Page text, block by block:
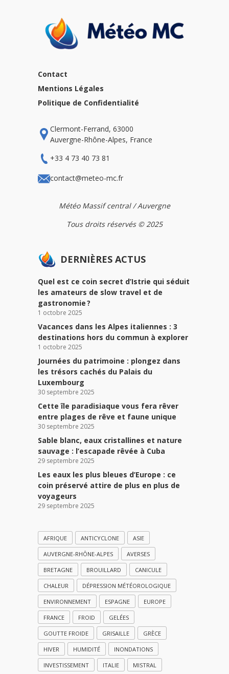
Contact
Mentions Légales
Politique de Confidentialité
Clermont-Ferrand, 63000
Auvergne-Rhône-Alpes, France
+33 4 73 40 73 81
contact@meteo-mc.fr
Météo Massif central / Auvergne
Tous droits réservés © 2025
DERNIÈRES ACTUS
Quel est ce coin secret d’Istrie qui séduit
les amateurs de slow travel et de
gastronomie ?
1 octobre 2025
Vacances dans les Alpes italiennes : 3
destinations hors du commun à explorer
1 octobre 2025
Journées du patrimoine : plongez dans
les trésors cachés du Palais du
Luxembourg
30 septembre 2025
Cette île paradisiaque vous fera rêver
entre plages de rêve et faune unique
30 septembre 2025
Sable blanc, eaux cristallines et nature
sauvage : l’escapade rêvée à Cuba
29 septembre 2025
Les eaux les plus bleues d’Europe : ce
coin préservé attire de plus en plus de
voyageurs
29 septembre 2025
AFRIQUE ANTICYCLONE ASIE
AUVERGNE-RHÔNE-ALPES AVERSES
BRETAGNE BROUILLARD CANICULE
CHALEUR DÉPRESSION MÉTÉOROLOGIQUE
ENVIRONNEMENT ESPAGNE EUROPE
FRANCE FROID GELÉES
GOUTTE FROIDE GRISAILLE GRÈCE
HIVER HUMIDITÉ INONDATIONS
INVESTISSEMENT ITALIE MISTRAL